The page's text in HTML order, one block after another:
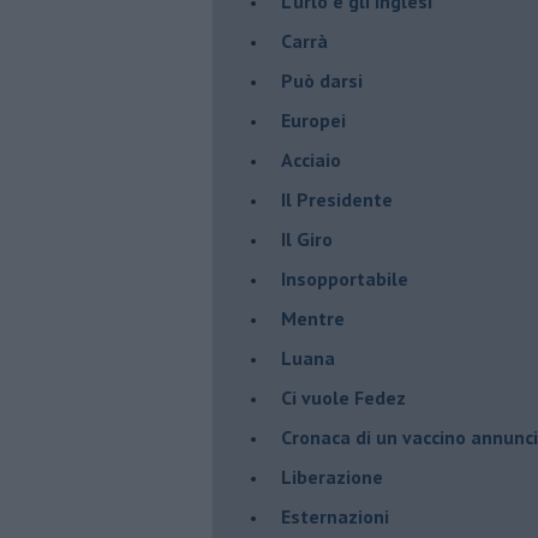
Carrà
Può darsi
Europei
Acciaio
Il Presidente
​Il Giro
Insopportabile
​Mentre
Luana
​Ci vuole Fedez
​Cronaca di un vaccino
​Liberazione
Esternazioni